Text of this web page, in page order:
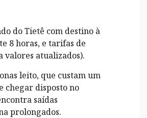
do Tietê com destino à
8 horas, e tarifas de
valores atualizados).
leito, que custam um
chegar disposto no
saídas
prolongados.